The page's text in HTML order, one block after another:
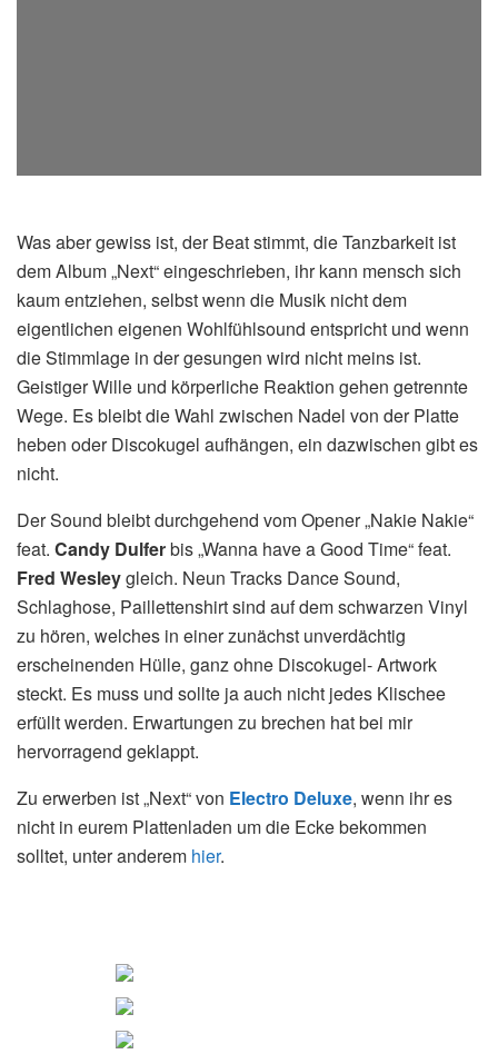
Was aber gewiss ist, der Beat stimmt, die Tanzbarkeit ist
dem Album „Next“ eingeschrieben, ihr kann mensch sich
kaum entziehen, selbst wenn die Musik nicht dem
eigentlichen eigenen Wohlfühlsound entspricht und wenn
die Stimmlage in der gesungen wird nicht meins ist.
Geistiger Wille und körperliche Reaktion gehen getrennte
Wege. Es bleibt die Wahl zwischen Nadel von der Platte
heben oder Discokugel aufhängen, ein dazwischen gibt es
nicht.
Der Sound bleibt durchgehend vom Opener „Nakie Nakie“
feat. Candy Dulferbis „Wanna have a Good Time“ feat.
Fred Wesleygleich. Neun Tracks Dance Sound,
Schlaghose, Paillettenshirt sind auf dem schwarzen Vinyl
zu hören, welches in einer zunächst unverdächtig
erscheinenden Hülle, ganz ohne Discokugel- Artwork
steckt. Es muss und sollte ja auch nicht jedes Klischee
erfüllt werden. Erwartungen zu brechen hat bei mir
hervorragend geklappt.
Zu erwerben ist „Next“ von Electro Deluxe, wenn ihr es
nicht in eurem Plattenladen um die Ecke bekommen
solltet, unter anderem hier.